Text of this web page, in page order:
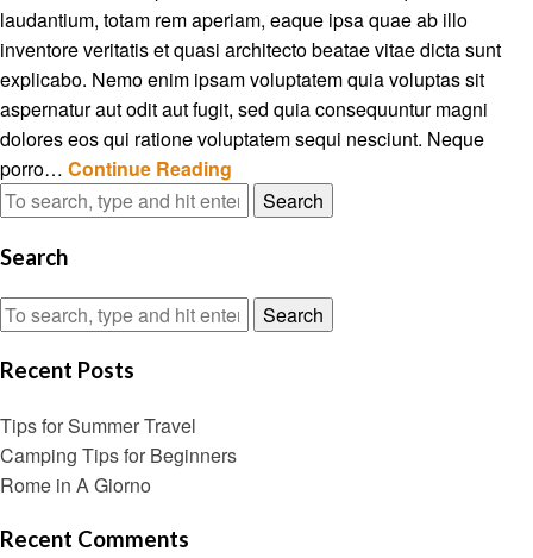
laudantium, totam rem aperiam, eaque ipsa quae ab illo
inventore veritatis et quasi architecto beatae vitae dicta sunt
explicabo. Nemo enim ipsam voluptatem quia voluptas sit
aspernatur aut odit aut fugit, sed quia consequuntur magni
dolores eos qui ratione voluptatem sequi nesciunt. Neque
porro… Continue Reading
Search
Search
Search
Recent Posts
Tips for Summer Travel
Camping Tips for Beginners
Rome in A Giorno
Recent Comments